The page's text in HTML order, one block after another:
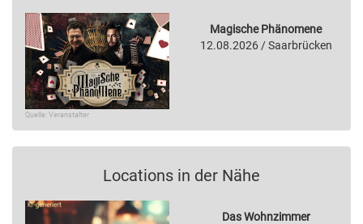
Quelle: Veranstalter
Magische Phänomene
12.08.2026 / Saarbrücken
Locations in der Nähe
Das Wohnzimmer